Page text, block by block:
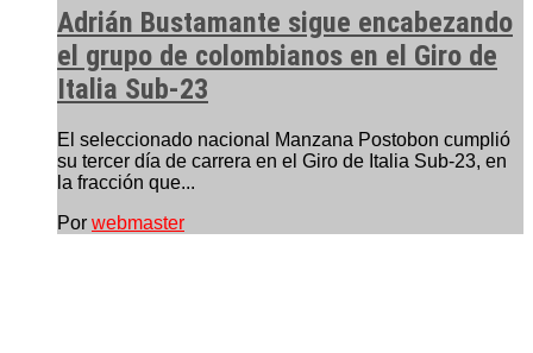
Adrián Bustamante sigue encabezando
el grupo de colombianos en el Giro de
Italia Sub-23
El seleccionado nacional Manzana Postobon cumplió
su tercer día de carrera en el Giro de Italia Sub-23, en
la fracción que...
Por webmaster